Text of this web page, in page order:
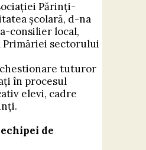
Părinți-
școlară, d-na
consilier local,
sectorului
tuturor
în procesul
elevi, cadre
de